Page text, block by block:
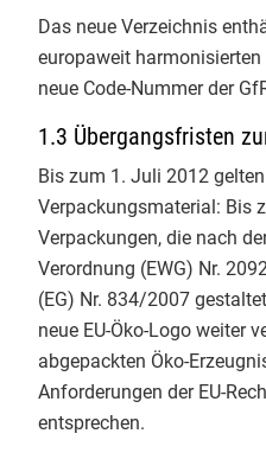
✅
und sehr konkreter
LAVE NRW
zu Bio-
und ihrer Aufdeckung
✅ Die Rollenwippe
Kontrolleur:im:
Simulationen zum
und sicheren
vor Ort.
​Die Ausbildung ist
Info-Service 4/
Info-Service 2/
Info-Service 1/2022
Info-Service 4/
Info-Service 3/
Info-Service 2/
Das neue Verzeichnis
europaweit harmonisierten
neue Code-Nummer der
1.3 Übergangsfristen
Bis zum 1. Juli 2012
Verpackungsmaterial: Bis
Verpackungen, die nach
Verordnung (EWG) Nr.
(EG) Nr. 834/2007
neue EU-Öko-Logo weiter
abgepackten Öko-
Anforderungen der EU-
entsprechen.